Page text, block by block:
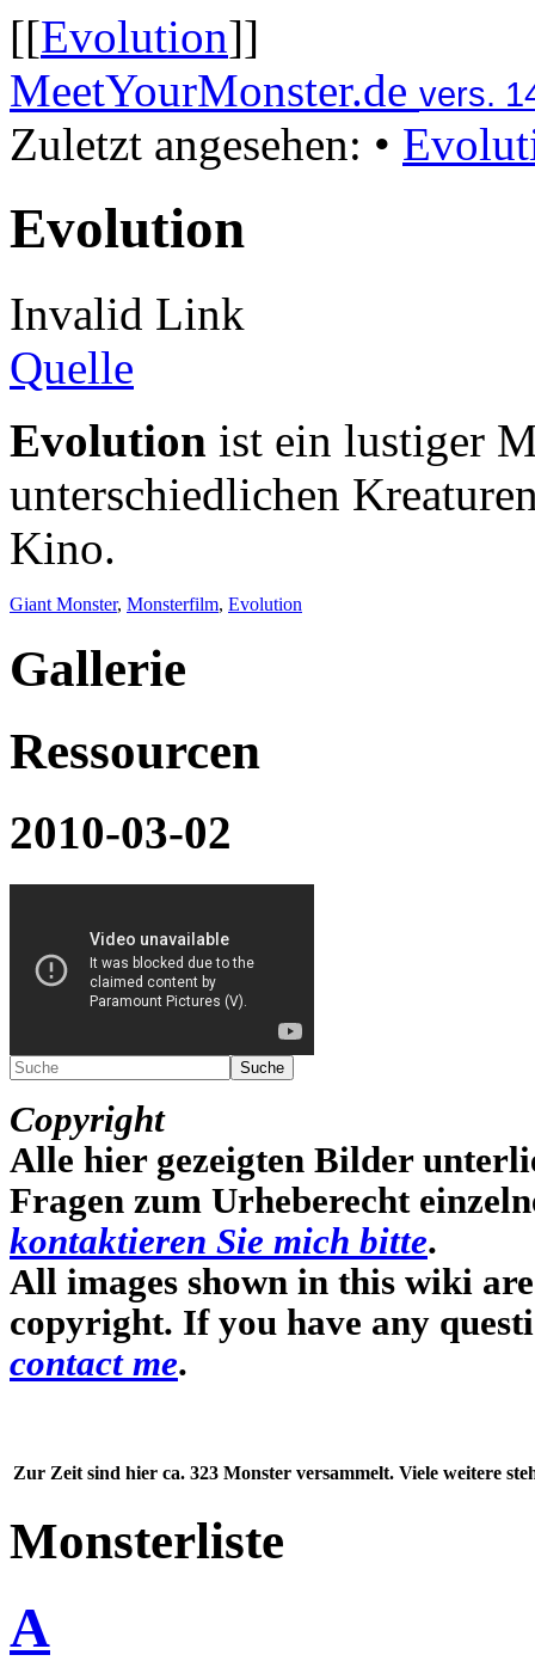
[[Evolution]]
MeetYourMonster.de vers.
Zuletzt angesehen: •
Evolution
Invalid Link
Quelle
Evolution ist ein lustiger
unterschiedlichen
Kino.
Giant Monster, Monsterfilm, Evolution
Gallerie
Ressourcen
2010-03-02
Suche
Copyright
Alle hier gezeigten Bilder
Fragen zum Urheberecht
kontaktieren Sie mich bitte.
All images shown in this wiki
copyright. If you have any
contact me.
Zur Zeit sind hier ca. 323 Monster versammelt. Viele weitere
Monsterliste
A